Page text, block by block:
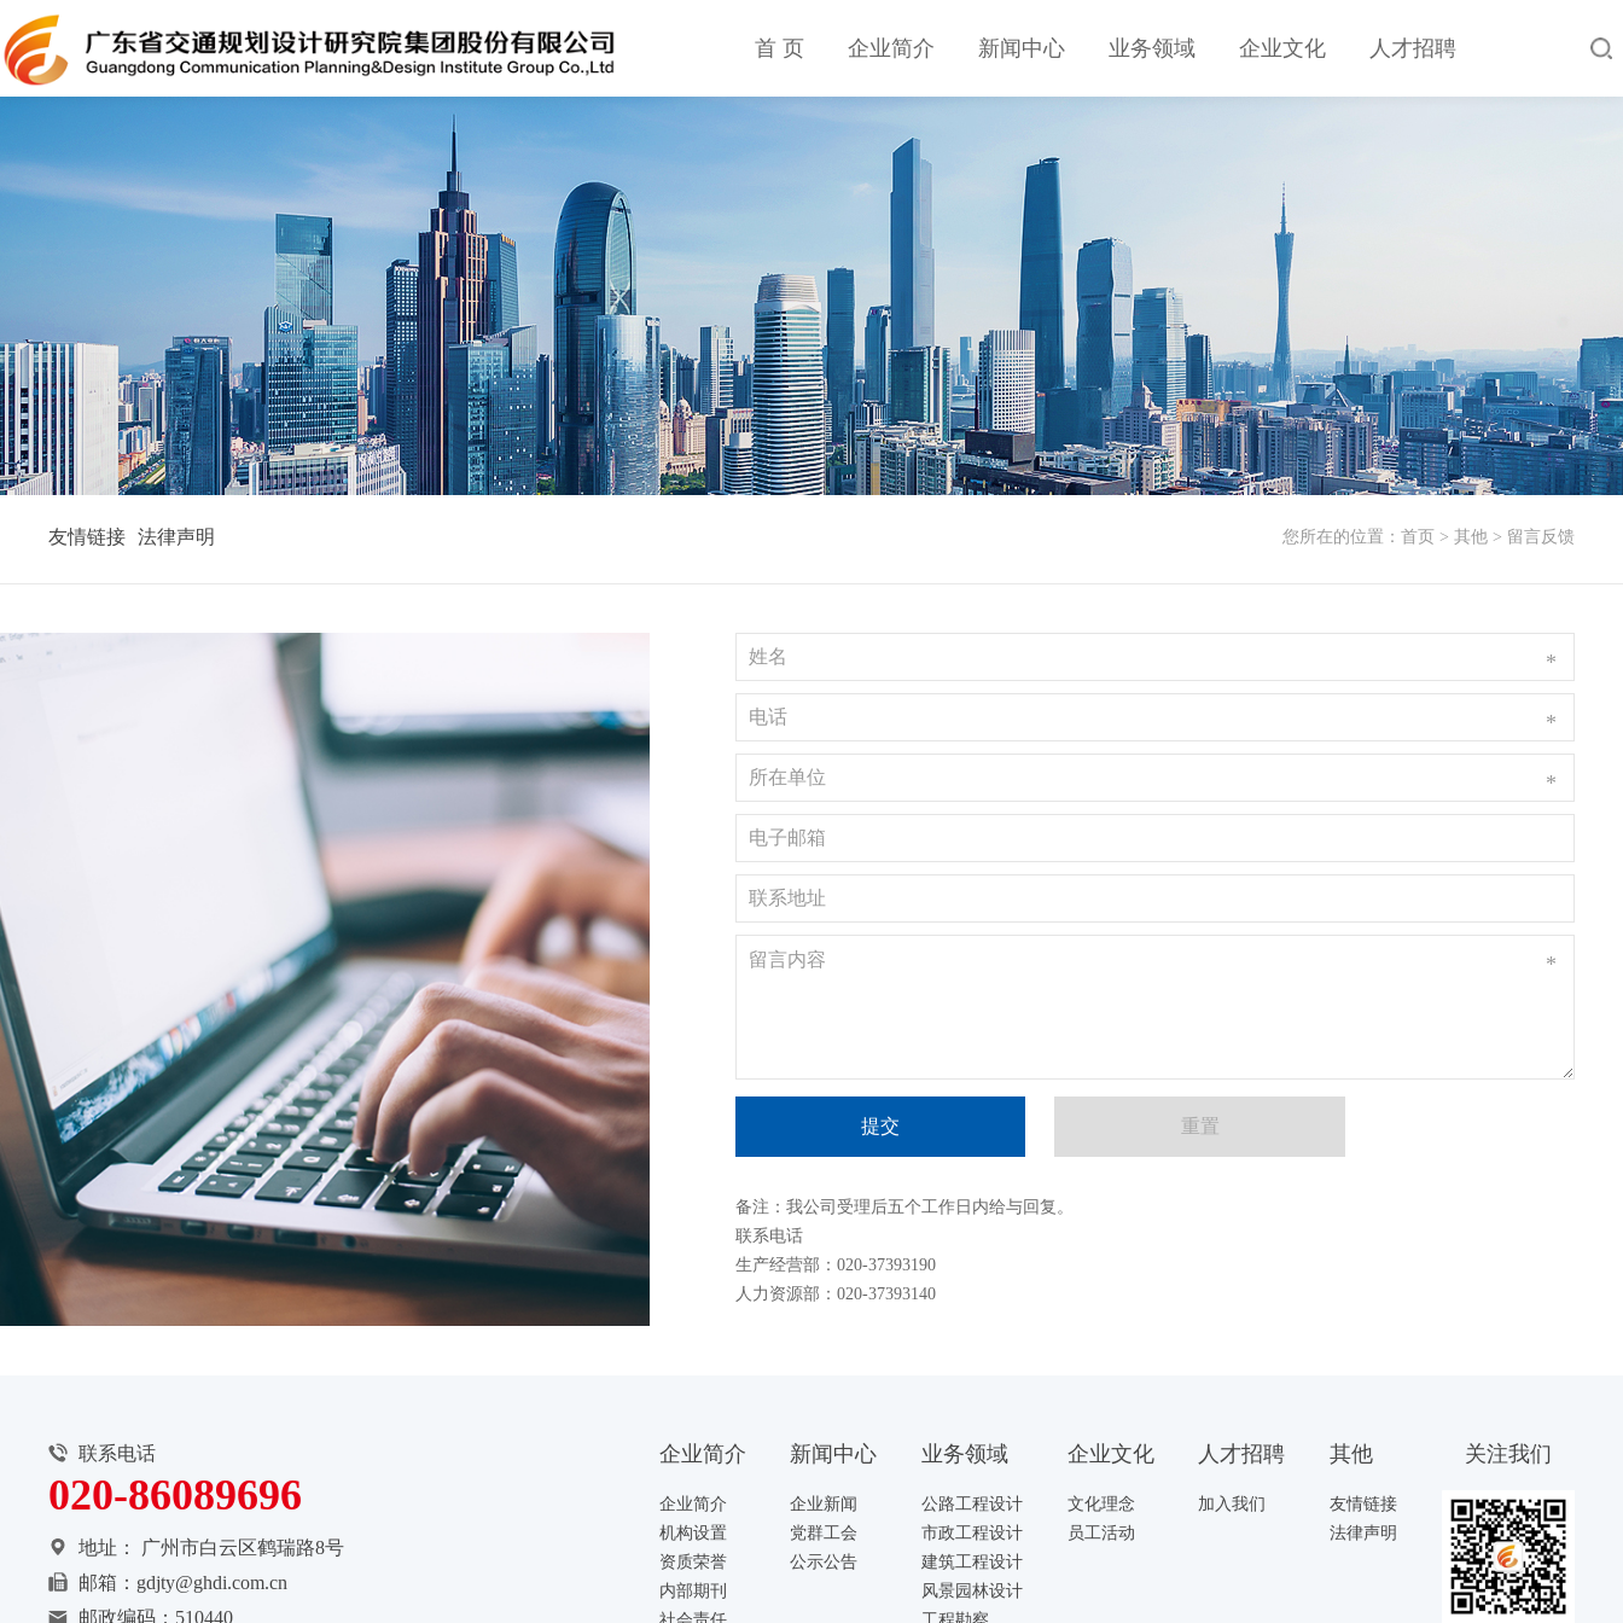
首 页 企业简介 新闻中心 业务领域 企业文化 人才招聘
您所在的位置： 首页 > 其他> 留言反馈
友情链接 法律声明
*
*
*
*
备注：我公司受理后五个工作日内给与回复。
联系电话
生产经营部：020-37393190
人力资源部：020-37393140
联系电话
020-86089696
地址： 广州市白云区鹤瑞路8号
邮箱：gdjty@ghdi.com.cn
邮政编码：510440
企业简介
企业简介
机构设置
资质荣誉
内部期刊
新闻中心
企业新闻
党群工会
公示公告
业务领域
公路工程设计
市政工程设计
建筑工程设计
风景园林设计
企业文化
文化理念
员工活动
人才招聘
加入我们
其他
友情链接
法律声明
关注我们